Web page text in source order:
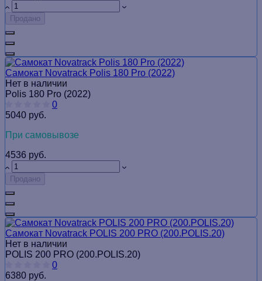
Продано
Самокат Novatrack Polis 180 Pro (2022)
Нет в наличии
Polis 180 Pro (2022)
0
5040 руб.
При самовывозе
4536 руб.
Продано
Самокат Novatrack POLIS 200 PRO (200.POLIS.20)
Нет в наличии
POLIS 200 PRO (200.POLIS.20)
0
6380 руб.